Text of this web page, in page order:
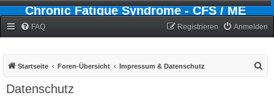
Chronic Fatigue Syndrome - CFS / ME
FAQ Anmelden
Registrieren
Startseite Foren-Übersicht Impressum & Datenschutz
Datenschutz